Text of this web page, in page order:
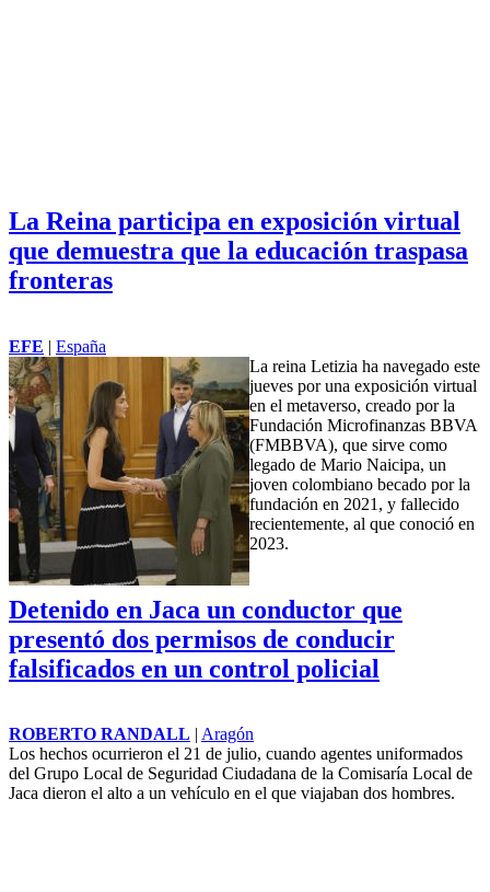
La Reina participa en exposición virtual
que demuestra que la educación traspasa
fronteras
EFE | España
La reina Letizia ha navegado este
jueves por una exposición virtual
en el metaverso, creado por la
Fundación Microfinanzas BBVA
(FMBBVA), que sirve como
legado de Mario Naicipa, un
joven colombiano becado por la
fundación en 2021, y fallecido
recientemente, al que conoció en
2023.
Detenido en Jaca un conductor que
presentó dos permisos de conducir
falsificados en un control policial
ROBERTO RANDALL
Aragón
Los hechos ocurrieron el 21 de julio, cuando agentes uniformados
del Grupo Local de Seguridad Ciudadana de la Comisaría Local de
Jaca dieron el alto a un vehículo en el que viajaban dos hombres.